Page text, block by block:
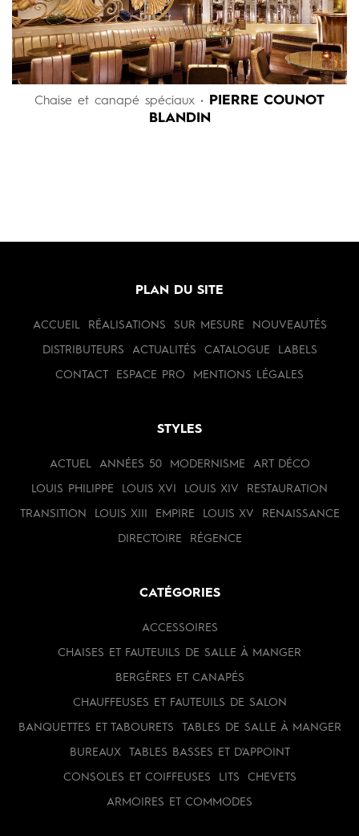
Chaise et canapé spéciaux •
PIERRE COUNOT
BLANDIN
PLAN DU SITE
ACCUEIL RÉALISATIONS SUR MESURE NOUVEAUTÉS
DISTRIBUTEURS ACTUALITÉS CATALOGUE LABELS
CONTACT ESPACE PRO MENTIONS LÉGALES
STYLES
ACTUEL ANNÉES 50 MODERNISME ART DÉCO
LOUIS PHILIPPE LOUIS XVI LOUIS XIV RESTAURATION
TRANSITION LOUIS XIII EMPIRE LOUIS XV RENAISSANCE
DIRECTOIRE RÉGENCE
CATÉGORIES
ACCESSOIRES
CHAISES ET FAUTEUILS DE SALLE À MANGER
BERGÈRES ET CANAPÉS
CHAUFFEUSES ET FAUTEUILS DE SALON
BANQUETTES ET TABOURETS TABLES DE SALLE À MANGER
BUREAUX TABLES BASSES ET D'APPOINT
CONSOLES ET COIFFEUSES LITS CHEVETS
ARMOIRES ET COMMODES